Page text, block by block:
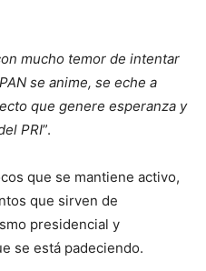
mucho temor de intentar
se anime, se eche a
que genere esperanza y
PRI”.
que se mantiene activo,
que sirven de
presidencial y
se está padeciendo.